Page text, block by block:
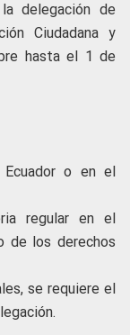
delegación de
Ciudadana y
hasta el 1 de
o en el
regular en el
de los derechos
se requiere el